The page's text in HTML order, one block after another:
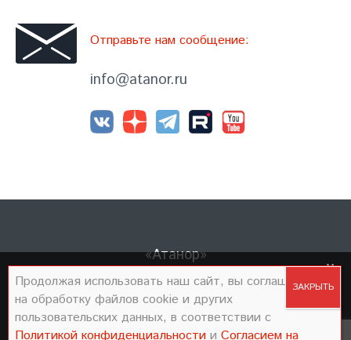
Отправьте нам сообщение:
info@atanor.ru
«Атанор»
Политика конфиденциальности
Согласие на обработку персональных данных
Продолжая использовать наш сайт, вы соглашаетесь
на обработку файлов cookie и других
пользовательских данных, в соответствии с
Политикой конфиденциальности и Согласием на
×
Продолжая использовать наш сайт, вы
соглашаетесь на обработку файлов cookie и
других пользовательских данных, в соответствии